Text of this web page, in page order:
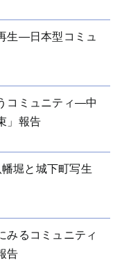
生―日本型コミュ
コミュニティ―中
」報告
堀と城下町写生
みるコミュニティ
告